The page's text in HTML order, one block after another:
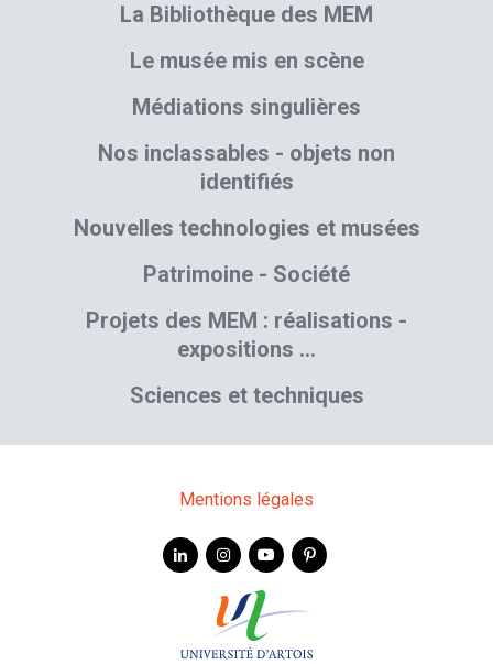
La Bibliothèque des MEM
Le musée mis en scène
Médiations singulières
Nos inclassables - objets non
identifiés
Nouvelles technologies et musées
Patrimoine - Société
Projets des MEM : réalisations -
expositions …
Sciences et techniques
Mentions légales